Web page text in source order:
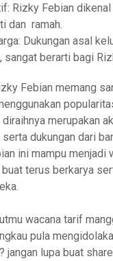
Rizky Febian
dan ramah.
Dukungan asal
sangat berarti bagi
Febian memang
merupakan
dukungan dari
ini mampu menjadi
terus berkarya
wacana tarif
pula
jangan lupa buat